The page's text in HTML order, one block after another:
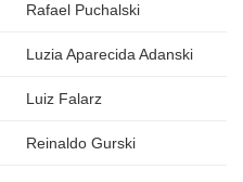
Rafael Puchalski
Luzia Aparecida Adanski
Luiz Falarz
Reinaldo Gurski